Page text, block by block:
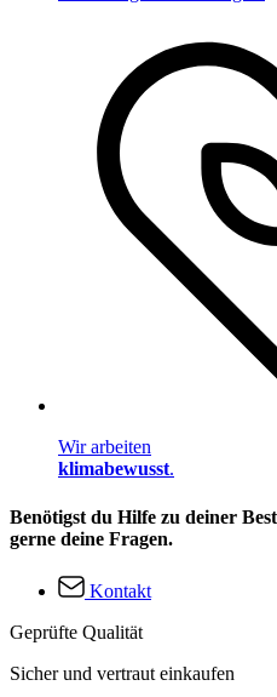
Wir arbeiten
klimabewusst.
Benötigst du Hilfe zu deiner
gerne deine Fragen.
Kontakt
Geprüfte Qualität
Sicher und vertraut einkaufen